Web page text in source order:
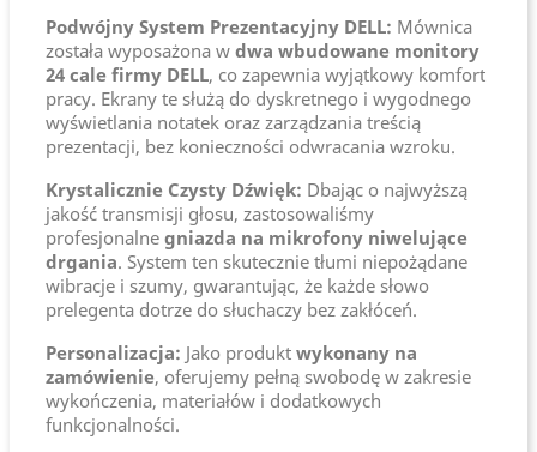
Podwójny System Prezentacyjny DELL: Mównica
została wyposażona w dwa wbudowane monitory
24 cale firmy DELL, co zapewnia wyjątkowy komfort
pracy. Ekrany te służą do dyskretnego i wygodnego
wyświetlania notatek oraz zarządzania treścią
prezentacji, bez konieczności odwracania wzroku.
Krystalicznie Czysty Dźwięk: Dbając o najwyższą
jakość transmisji głosu, zastosowaliśmy
profesjonalne gniazda na mikrofony niwelujące
drgania. System ten skutecznie tłumi niepożądane
wibracje i szumy, gwarantując, że każde słowo
prelegenta dotrze do słuchaczy bez zakłóceń.
Personalizacja: Jako produkt wykonany na
zamówienie, oferujemy pełną swobodę w zakresie
wykończenia, materiałów i dodatkowych
funkcjonalności.